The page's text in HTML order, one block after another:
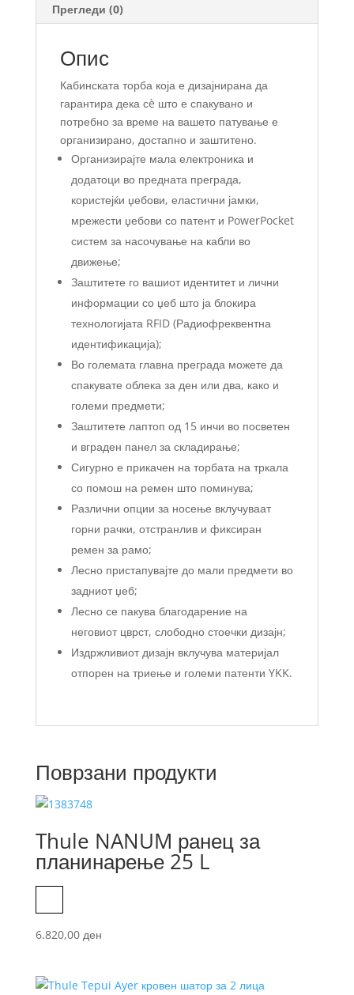
Прегледи (0)
Опис
Кабинската торба која е дизајнирана да
гарантира дека сè што е спакувано и
потребно за време на вашето патување е
организирано, достапно и заштитено.
Организирајте мала електроника и
додатоци во предната преграда,
користејќи џебови, еластични јамки,
мрежести џебови со патент и PowerPocket
систем за насочување на кабли во
движење;
Заштитете го вашиот идентитет и лични
информации со џеб што ја блокира
технологијата RFID (Радиофреквентна
идентификација);
Во големата главна преграда можете да
спакувате облека за ден или два, како и
големи предмети;
Заштитете лаптоп од 15 инчи во посветен
и вграден панел за складирање;
Сигурно е прикачен на торбата на тркала
со помош на ремен што поминува;
Различни опции за носење вклучуваат
горни рачки, отстранлив и фиксиран
ремен за рамо;
Лесно пристапувајте до мали предмети во
задниот џеб;
Лесно се пакува благодарение на
неговиот цврст, слободно стоечки дизајн;
Издржливиот дизајн вклучува материјал
отпорен на триење и големи патенти YKK.
Поврзани продукти
Thule NANUM ранец за
планинарење 25 L
6.820,00 ден